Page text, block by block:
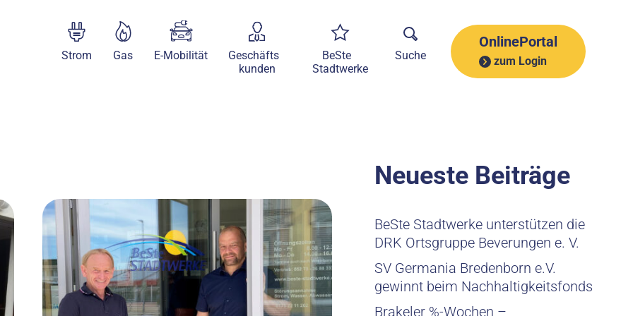
Strom Gas E-Mobilität
Geschäfts
kunden
BeSte
Stadtwerke
Suche
OnlinePortal
zum Login
Neueste Beiträge
BeSte Stadtwerke unterstützen die
DRK Ortsgruppe Beverungen e. V.
SV Germania Bredenborn e.V.
gewinnt beim Nachhaltigkeitsfonds
Brakeler %-Wochen –